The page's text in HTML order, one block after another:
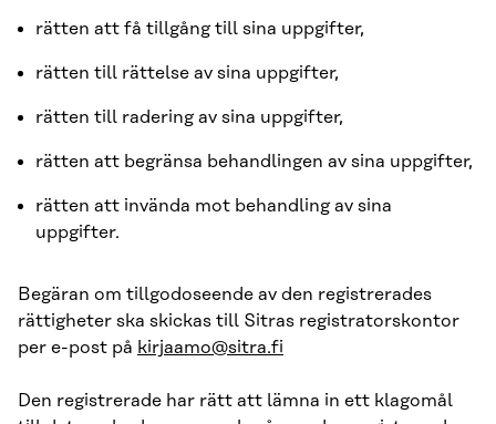
rätten att få tillgång till sina uppgifter,
rätten till rättelse av sina uppgifter,
rätten till radering av sina uppgifter,
rätten att begränsa behandlingen av sina uppgifter,
rätten att invända mot behandling av sina
uppgifter.
Begäran om tillgodoseende av den registrerades
rättigheter ska skickas till Sitras registratorskontor
per e-post på kirjaamo@sitra.fi
Den registrerade har rätt att lämna in ett klagomål